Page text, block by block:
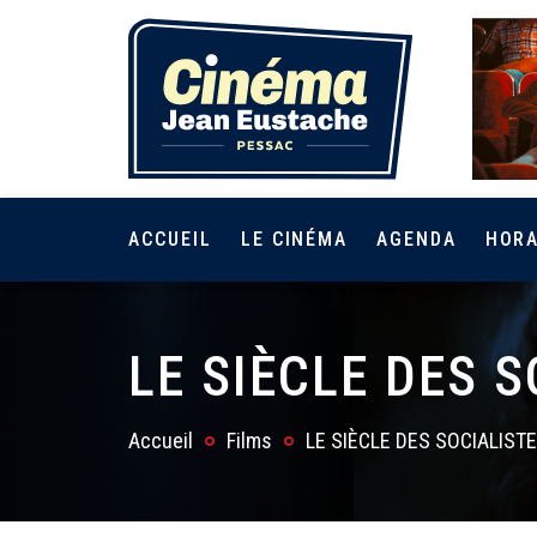
ACCUEIL LE CINÉMA AGENDA
LE SIÈCLE DES
Accueil Films LE SIÈCLE DES